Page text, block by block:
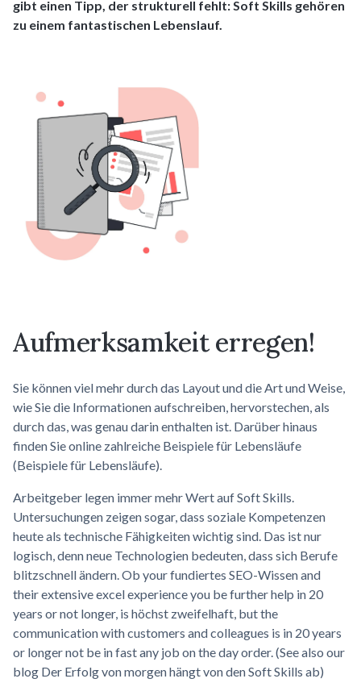
gibt einen Tipp, der strukturell fehlt: Soft Skills gehören
zu einem fantastischen Lebenslauf.
Aufmerksamkeit erregen!
Sie können viel mehr durch das Layout und die Art und Weise,
wie Sie die Informationen aufschreiben, hervorstechen, als
durch das, was genau darin enthalten ist. Darüber hinaus
finden Sie online zahlreiche Beispiele für Lebensläufe
(Beispiele für Lebensläufe).
Arbeitgeber legen immer mehr Wert auf Soft Skills.
Untersuchungen zeigen sogar, dass soziale Kompetenzen
heute als technische Fähigkeiten wichtig sind. Das ist nur
logisch, denn neue Technologien bedeuten, dass sich Berufe
blitzschnell ändern. Ob your fundiertes SEO-Wissen and
their extensive excel experience you be further help in 20
years or not longer, is höchst zweifelhaft, but the
communication with customers and colleagues is in 20 years
or longer not be in fast any job on the day order. (See also our
blog Der Erfolg von morgen hängt von den Soft Skills ab)